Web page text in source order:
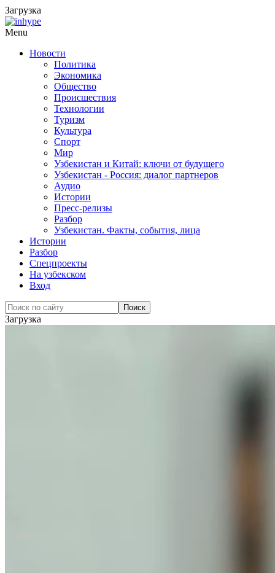
Загрузка
Menu
Новости
Политика
Экономика
Общество
Происшествия
Технологии
Туризм
Культура
Спорт
Мир
Узбекистан и Китай: ключи от будущего
Узбекистан - Россия: диалог партнеров
Аудио
Истории
Пресс-релизы
Разбор
Узбекистан. Факты, события, лица
Истории
Разбор
Спецпроекты
На узбекском
Вход
Загрузка